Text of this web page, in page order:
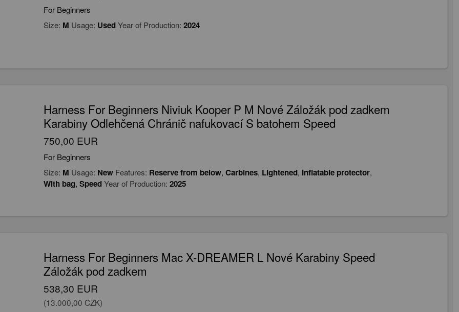
For Beginners
Size: M Usage: UsedYear of Production: 2024
Harness For Beginners Niviuk Kooper P M Nové Záložák pod zadkem
Karabiny Odlehčená Chránič nafukovací S batohem Speed
750,00 EUR
For Beginners
Size: M Usage: NewFeatures: Reserve from below, Carbines, Lightened, Inflatable protector,
With bag, SpeedYear of Production: 2025
Harness For Beginners Mac X-DREAMER L Nové Karabiny Speed
Záložák pod zadkem
538,30 EUR
(13.000,00 CZK)